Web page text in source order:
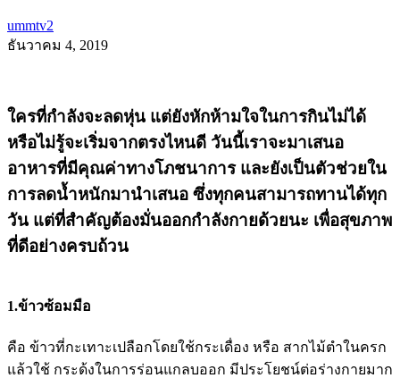
ummtv2
ธันวาคม 4, 2019
ใครที่กำลังจะลดหุ่น แต่ยังหักห้ามใจในการกินไม่ได้
หรือไม่รู้จะเริ่มจากตรงไหนดี วันนี้เราจะมาเสนอ
อาหารที่มีคุณค่าทางโภชนาการ และยังเป็นตัวช่วยใน
การลดน้ำหนักมานำเสนอ ซึ่งทุกคนสามารถทานได้ทุก
วัน แต่ที่สำคัญต้องมั่นออกกำลังกายด้วยนะ เพื่อสุขภาพ
ที่ดีอย่างครบถ้วน
1.ข้าวซ้อมมือ
คือ ข้าวที่กะเทาะเปลือกโดยใช้กระเดื่อง หรือ สากไม้ตำในครก
แล้วใช้ กระด้งในการร่อนแกลบออก มีประโยชน์ต่อร่างกายมาก